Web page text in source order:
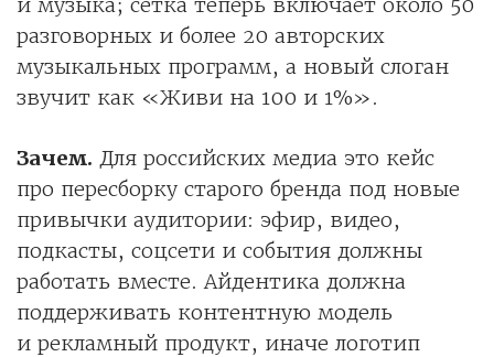
разговорных и более 20 авторских
музыкальных программ, а новый слоган
звучит как «Живи на 100 и 1%».
Зачем. Для российских медиа это кейс
про пересборку старого бренда под новые
привычки аудитории: эфир, видео,
подкасты, соцсети и события должны
работать вместе. Айдентика должна
поддерживать контентную модель
и рекламный продукт, иначе логотип